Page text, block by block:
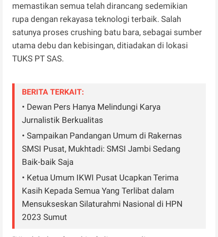
memastikan semua telah dirancang sedemikian
rupa dengan rekayasa teknologi terbaik. Salah
satunya proses crushing batu bara, sebagai sumber
utama debu dan kebisingan, ditiadakan di lokasi
TUKS PT SAS.
BERITA TERKAIT:
• Dewan Pers Hanya Melindungi Karya
Jurnalistik Berkualitas
• Sampaikan Pandangan Umum di Rakernas
SMSI Pusat, Mukhtadi: SMSI Jambi Sedang
Baik-baik Saja
• Ketua Umum IKWI Pusat Ucapkan Terima
Kasih Kepada Semua Yang Terlibat dalam
Mensukseskan Silaturahmi Nasional di HPN
2023 Sumut